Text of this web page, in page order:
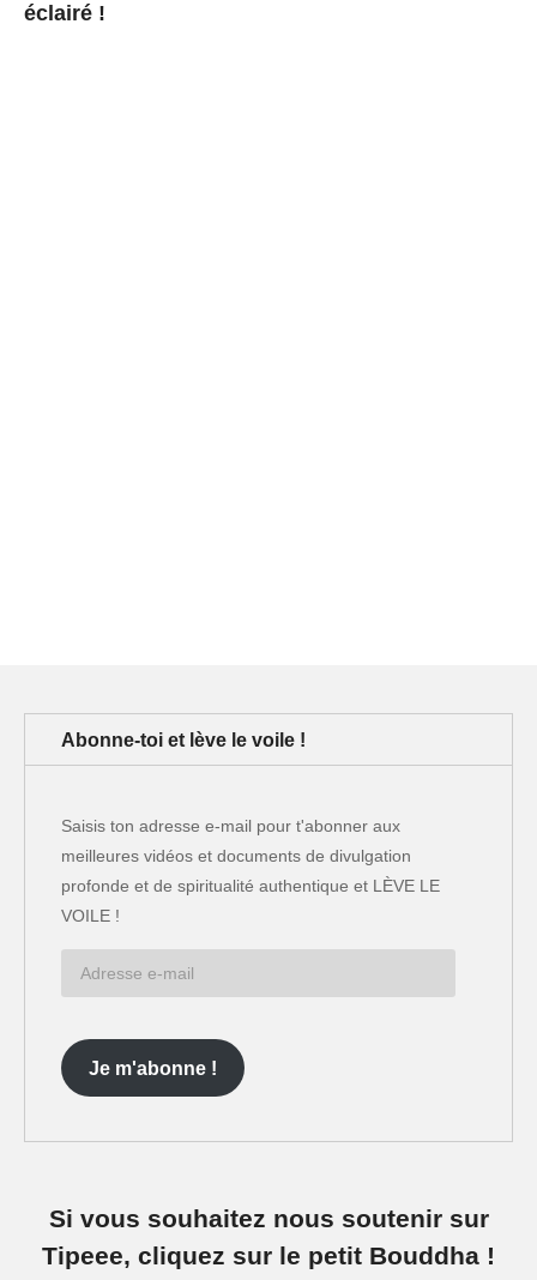
éclairé !
Abonne-toi et lève le voile !
Saisis ton adresse e-mail pour t'abonner aux
meilleures vidéos et documents de divulgation
profonde et de spiritualité authentique et LÈVE LE
VOILE !
Je m'abonne !
Si vous souhaitez nous soutenir sur
Tipeee, cliquez sur le petit Bouddha !